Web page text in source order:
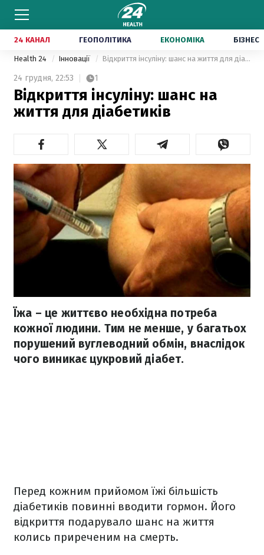
24 КАНАЛ ГЕОПОЛІТИКА ЕКОНОМІКА БІЗНЕС
Health 24 Інновації Відкриття інсуліну: шанс на життя для діабетиків
24 грудня, 22:53 1
Відкриття інсуліну: шанс на
життя для діабетиків
Їжа – це життєво необхідна потреба
кожної людини. Тим не менше, у багатьох
порушений вуглеводний обмін, внаслідок
чого виникає цукровий діабет.
Перед кожним прийомом їжі більшість
діабетиків повинні вводити гормон. Його
відкриття подарувало шанс на життя
колись приреченим на смерть.